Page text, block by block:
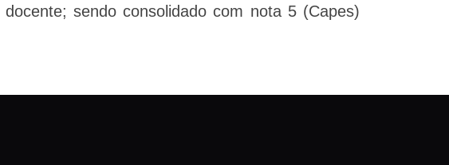
sendo consolidado com nota 5 (Capes)